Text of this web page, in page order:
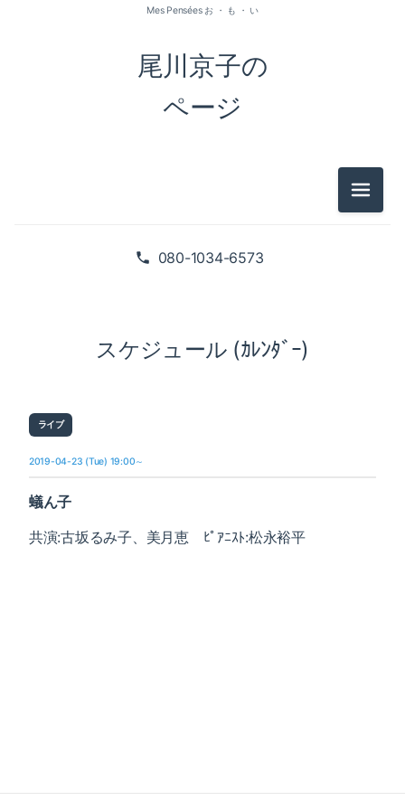
080-1034-6573
尾川京子の
ページ
Mes Pensées お ・ も ・ い
メニュ
スケジュール (ｶﾚﾝﾀﾞｰ)
ライブ
2019-04-23 (Tue) 19:00～
蟻ん子
共演:古坂るみ子、美月恵 ﾋﾟｱﾆｽﾄ:松永裕平